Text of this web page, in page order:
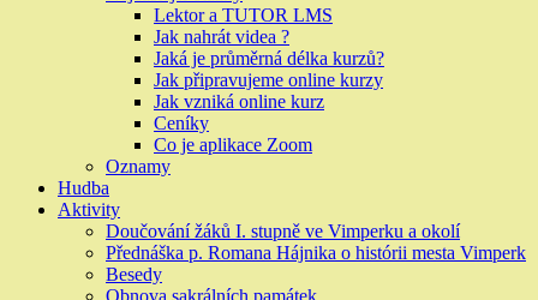
Lektor a TUTOR LMS
Jak nahrát videa ?
Jaká je průměrná délka kurzů?
Jak připravujeme online kurzy
Jak vzniká online kurz
Ceníky
Co je aplikace Zoom
Oznamy
Hudba
Aktivity
Doučování žáků I. stupně ve Vimperku a okolí
Přednáška p. Romana Hájnika o histórii mesta Vimperk
Besedy
Obnova sakrálních památek